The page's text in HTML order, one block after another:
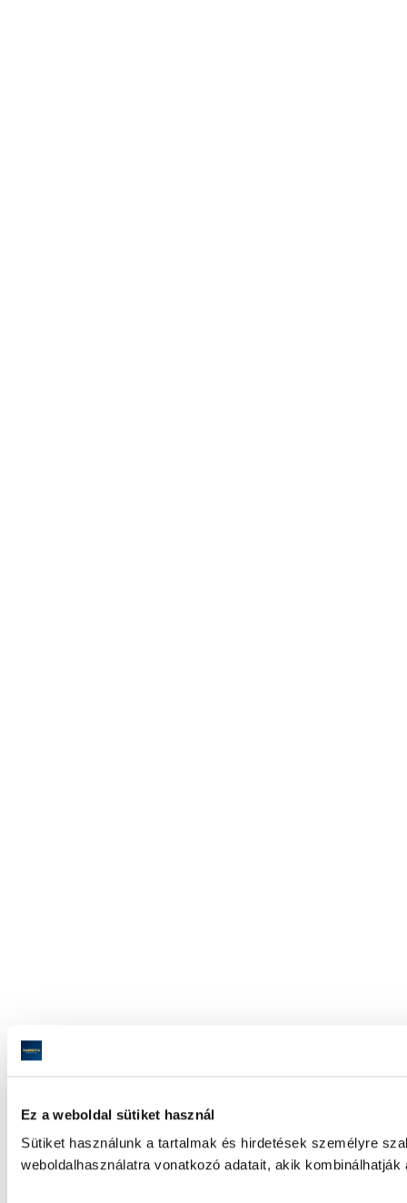
Ez a weboldal sütiket használ
Sütiket használunk a tartalmak és hirdetések személyre
weboldalhasználatra vonatkozó adatait, akik